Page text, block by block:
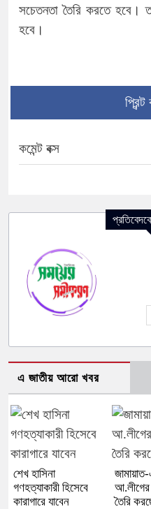
সচেতনতা তৈরি করতে
হবে।
কমেন্ট বক্স
এ জাতীয় আরো খবর
শেখ হাসিনা
গণহত্যাকারী হিসেবে
কারাগারে যাবেন
আ.লীগের
তৈরি